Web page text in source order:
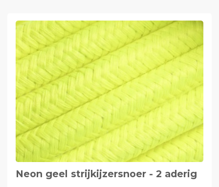
Neon geel strijkijzersnoer - 2 aderig